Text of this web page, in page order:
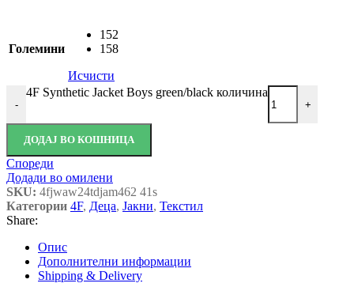
Големини
152
158
Исчисти
-
4F Synthetic Jacket Boys green/black количина
+
ДОДАЈ ВО КОШНИЦА
Спореди
Додади во омилени
SKU: 4fjwaw24tdjam462 41s
Категории 4F, Деца, Јакни, Текстил
Share:
Опис
Дополнителни информации
Shipping & Delivery